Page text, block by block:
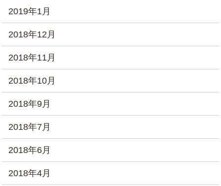
2019年1月
2018年12月
2018年11月
2018年10月
2018年9月
2018年7月
2018年6月
2018年4月